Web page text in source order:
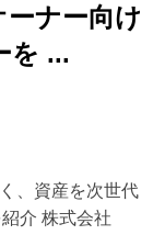
ーナー向け
を ...
、資産を次世代
介 株式会社